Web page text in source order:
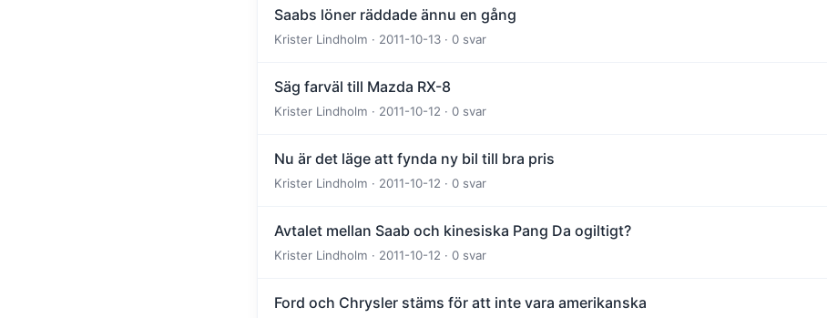
Saabs löner räddade ännu en gång
Krister Lindholm · 2011-10-13 · 0 svar
Säg farväl till Mazda RX-8
Krister Lindholm · 2011-10-12 · 0 svar
Nu är det läge att fynda ny bil till bra pris
Krister Lindholm · 2011-10-12 · 0 svar
Avtalet mellan Saab och kinesiska Pang Da ogiltigt?
Krister Lindholm · 2011-10-12 · 0 svar
Ford och Chrysler stäms för att inte vara amerikanska